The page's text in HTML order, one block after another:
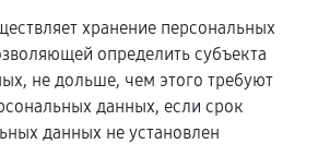
хранение персональных
определить субъекта
не дольше, чем этого требуют
данных, если срок
данных не установлен